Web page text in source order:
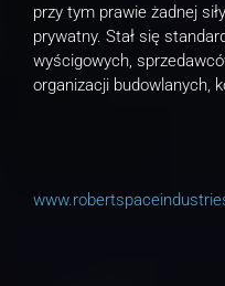
przy tym prawie żadnej
prywatny. Stał się
wyścigowych,
organizacji budowlanych,